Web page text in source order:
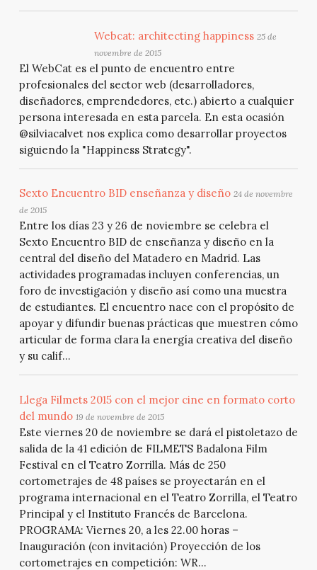
Webcat: architecting happiness 25 de
novembre de 2015
El WebCat es el punto de encuentro entre
profesionales del sector web (desarrolladores,
diseñadores, emprendedores, etc.) abierto a cualquier
persona interesada en esta parcela. En esta ocasión
@silviacalvet nos explica como desarrollar proyectos
siguiendo la "Happiness Strategy".
Sexto Encuentro BID enseñanza y diseño 24 de novembre
de 2015
Entre los días 23 y 26 de noviembre se celebra el
Sexto Encuentro BID de enseñanza y diseño en la
central del diseño del Matadero en Madrid. Las
actividades programadas incluyen conferencias, un
foro de investigación y diseño así como una muestra
de estudiantes. El encuentro nace con el propósito de
apoyar y difundir buenas prácticas que muestren cómo
articular de forma clara la energía creativa del diseño
y su calif...
Llega Filmets 2015 con el mejor cine en formato corto
del mundo 19 de novembre de 2015
Este viernes 20 de noviembre se dará el pistoletazo de
salida de la 41 edición de FILMETS Badalona Film
Festival en el Teatro Zorrilla. Más de 250
cortometrajes de 48 países se proyectarán en el
programa internacional en el Teatro Zorrilla, el Teatro
Principal y el Instituto Francés de Barcelona.
PROGRAMA: Viernes 20, a les 22.00 horas –
Inauguración (con invitación) Proyección de los
cortometrajes en competición: WR...